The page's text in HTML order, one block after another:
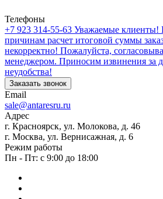
Телефоны
+7 923 314-55-63 Уважаемые клиенты!
причинам расчет итоговой суммы
некорректно! Пожалуйста,
менеджером. Приносим извинения за
неудобства!
Заказать звонок
Email
sale@antaresru.ru
Адрес
г. Красноярск, ул. Молокова, д. 46
г. Москва, ул. Вернисажная, д. 6
Режим работы
Пн - Пт: с 9:00 до 18:00